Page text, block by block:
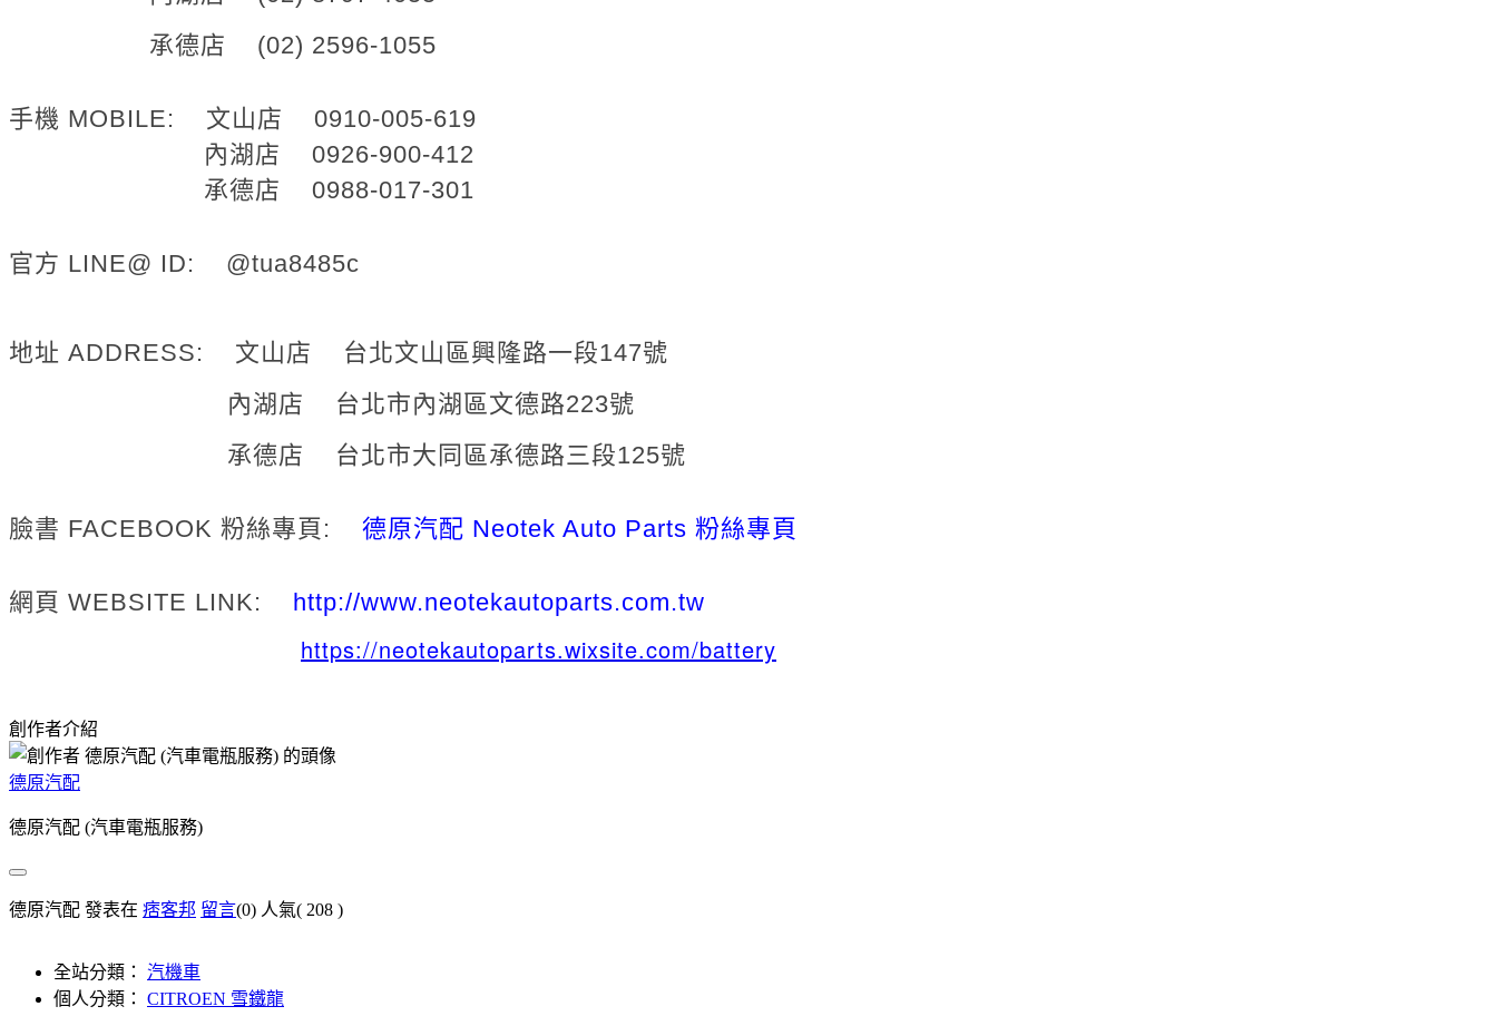
承德店 (02) 2596-1055
手機 MOBILE: 文山店 0910-005-619
內湖店 0926-900-412
承德店
0988-017-301
官方 LINE@ ID: @tua8485c
地址 ADDRESS: 文山店 台北文山區興隆路一段147號
內湖店 台北市內湖區文德路223號
承德店 台北市大同區承德路三段125號
臉書 FACEBOOK 粉絲專頁: 德原汽配 Neotek Auto Parts 粉絲專頁
網頁 WEBSITE LINK: http://www.neotekautoparts.com.tw
https://neotekautoparts.wixsite.com/battery
創作者介紹
德原汽配
德原汽配 (汽車電瓶服務)
德原汽配 發表在 痞客邦 留言(0) 人氣( 208 )
全站分類： 汽機車
個人分類： CITROEN 雪鐵龍